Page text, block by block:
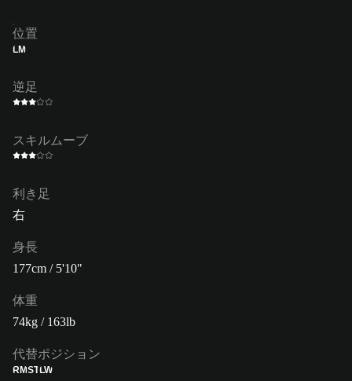
位置
LM
逆足
スキルムーブ
利き足
右
身長
177cm / 5'10"
体重
74kg / 163lb
代替ポジション
RMSTLW